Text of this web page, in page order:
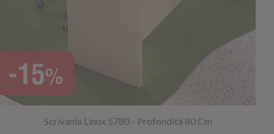
TWIST –
Scrivania Linux 5780 - Profondità 80 Cm